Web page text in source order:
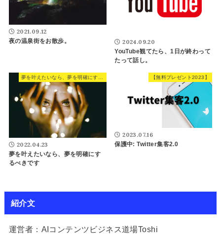
2021.09.12
夜の温泉街をお散歩。 2024.09.20
YouTube観てたら、1日が終わって
たって話し。
2022.04.23
夢を叶えたいなら、夢を明確にす
るべきです
【無料プレゼント2023】
2023.07.16
保護中: Twitter集客2.0
紹介文
運営者：AIコンテンツビジネス道場Toshi